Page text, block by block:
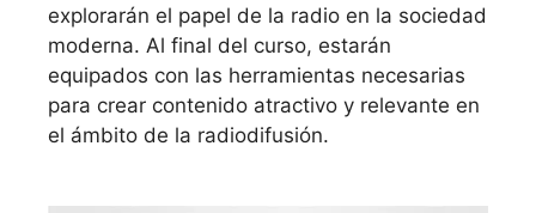
explorarán el papel de la radio en la sociedad
moderna. Al final del curso, estarán
equipados con las herramientas necesarias
para crear contenido atractivo y relevante en
el ámbito de la radiodifusión.